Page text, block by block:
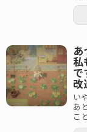
あ
私
で
改
い
あ
こ